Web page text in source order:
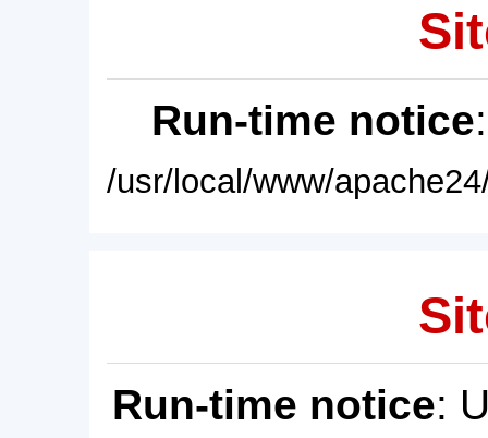
Run-time notice
/usr/local/www/
Run-time notice: